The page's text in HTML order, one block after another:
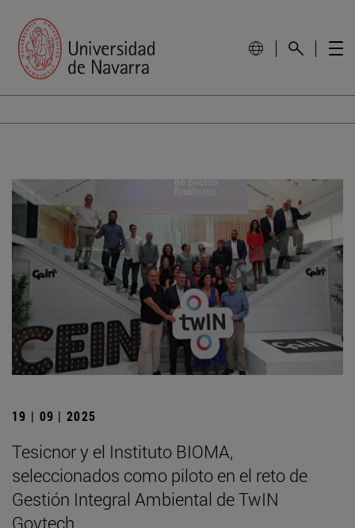
19 | 09 | 2025
Tesicnor y el Instituto BIOMA,
seleccionados como piloto en el reto de
Gestión Integral Ambiental de TwIN
Govtech